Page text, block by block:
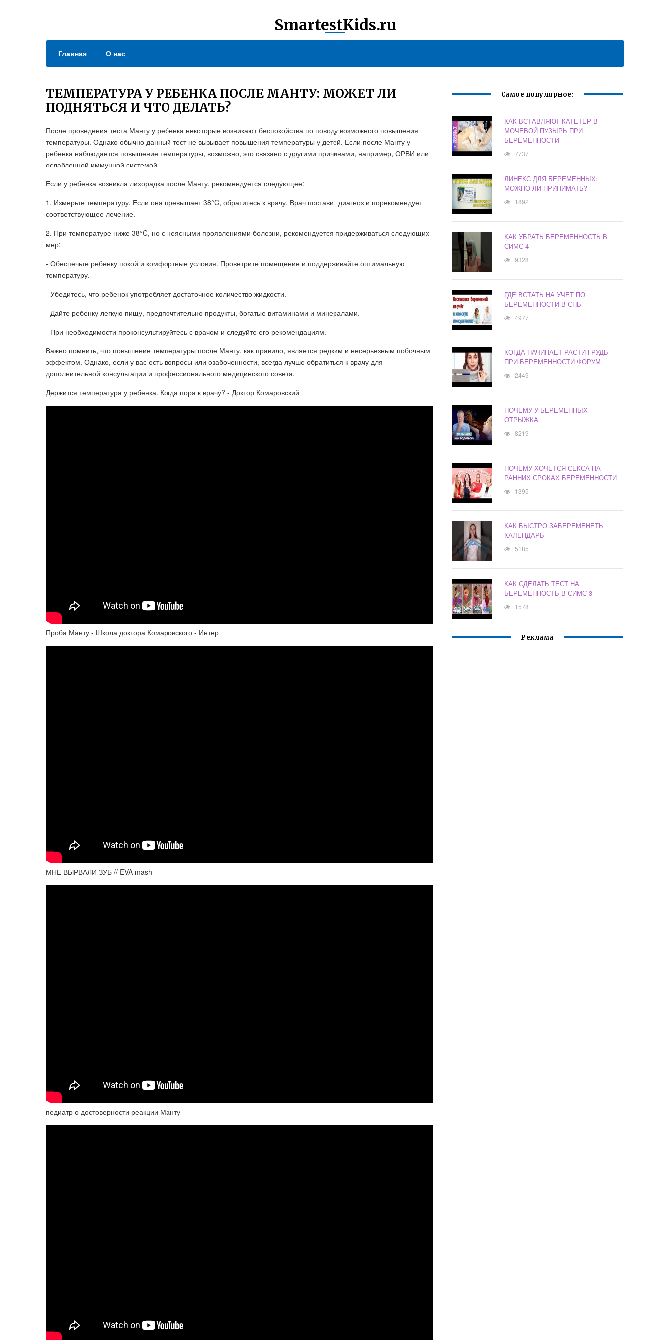
SmartestKids.ru
Главная О нас
ТЕМПЕРАТУРА У РЕБЕНКА ПОСЛЕ МАНТУ: МОЖЕТ ЛИ
ПОДНЯТЬСЯ И ЧТО ДЕЛАТЬ?
После проведения теста Манту у ребенка некоторые возникают беспокойства по поводу возможного повышения
температуры. Однако обычно данный тест не вызывает повышения температуры у детей. Если после Манту у
ребенка наблюдается повышение температуры, возможно, это связано с другими причинами, например, ОРВИ или
ослабленной иммунной системой.
Если у ребенка возникла лихорадка после Манту, рекомендуется следующее:
1. Измерьте температуру. Если она превышает 38°C, обратитесь к врачу. Врач поставит диагноз и порекомендует
соответствующее лечение.
2. При температуре ниже 38°C, но с неясными проявлениями болезни, рекомендуется придерживаться следующих
мер:
- Обеспечьте ребенку покой и комфортные условия. Проветрите помещение и поддерживайте оптимальную
температуру.
- Убедитесь, что ребенок употребляет достаточное количество жидкости.
- Дайте ребенку легкую пищу, предпочтительно продукты, богатые витаминами и минералами.
- При необходимости проконсультируйтесь с врачом и следуйте его рекомендациям.
Важно помнить, что повышение температуры после Манту, как правило, является редким и несерьезным побочным
эффектом. Однако, если у вас есть вопросы или озабоченности, всегда лучше обратиться к врачу для
дополнительной консультации и профессионального медицинского совета.
Держится температура у ребенка. Когда пора к врачу? - Доктор Комаровский
Проба Манту - Школа доктора Комаровского - Интер
МНЕ ВЫРВАЛИ ЗУБ // EVA mash
педиатр о достоверности реакции Манту
Самое популярное:
КАК ВСТАВЛЯЮТ КАТЕТЕР В
МОЧЕВОЙ ПУЗЫРЬ ПРИ
БЕРЕМЕННОСТИ
7737
ЛИНЕКС ДЛЯ БЕРЕМЕННЫХ:
МОЖНО ЛИ ПРИНИМАТЬ?
1892
КАК УБРАТЬ БЕРЕМЕННОСТЬ В
СИМС 4
9328
ГДЕ ВСТАТЬ НА УЧЕТ ПО
БЕРЕМЕННОСТИ В СПБ
4977
КОГДА НАЧИНАЕТ РАСТИ ГРУДЬ
ПРИ БЕРЕМЕННОСТИ ФОРУМ
2449
ПОЧЕМУ У БЕРЕМЕННЫХ
ОТРЫЖКА
8219
ПОЧЕМУ ХОЧЕТСЯ СЕКСА НА
РАННИХ СРОКАХ БЕРЕМЕННОСТИ
1395
КАК БЫСТРО ЗАБЕРЕМЕНЕТЬ
КАЛЕНДАРЬ
5185
КАК СДЕЛАТЬ ТЕСТ НА
БЕРЕМЕННОСТЬ В СИМС 3
1578
Реклама